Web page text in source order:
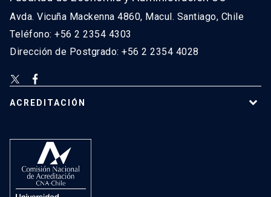
Avda. Vicuña Mackenna 4860, Macul. Santiago, Chile
Teléfono: +56 2 2354 4303
Dirección de Postgrado: +56 2 2354 4028
ACREDITACIÓN